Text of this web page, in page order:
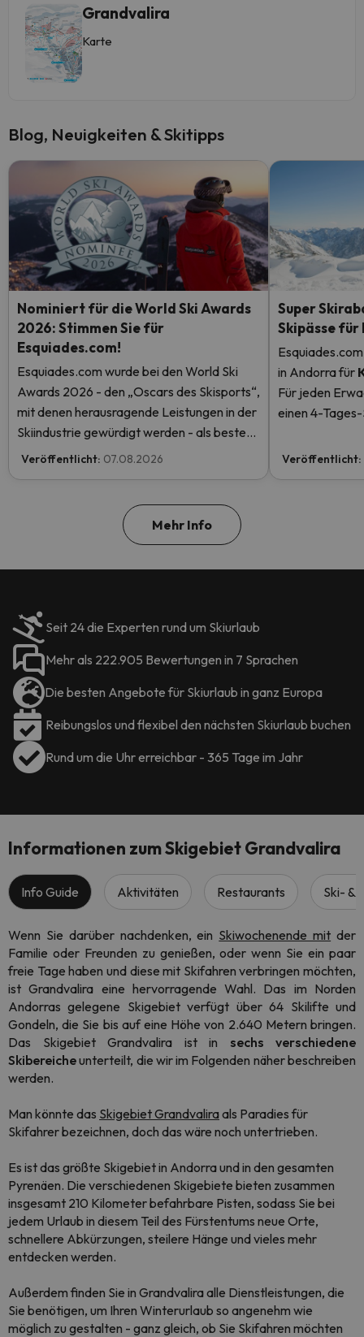
Grandvalira
Karte
Blog, Neuigkeiten & Skitipps
Nominiert für die World Ski Awards
2026: Stimmen Sie für
Esquiades.com!
Esquiades.com wurde bei den World Ski
Awards 2026 - den „Oscars des Skisports“,
mit denen herausragende Leistungen in der
Skiindustrie gewürdigt werden - als bester
Skiurlaubveranstalter der Welt nominiert.
Veröffentlicht: 07.08.2026
Super
Skipässe
in Andorrafür
Für jeden
einen 4-
mehr.
Veröffentlicht:
Mehr Info
Seit 24 die Experten rund um Skiurlaub
Mehr als 222.905 Bewertungen in 7 Sprachen
Die besten Angebote für Skiurlaub in ganz Europa
Reibungslos und flexibel den nächsten Skiurlaub buchen
Rund um die Uhr erreichbar - 365 Tage im Jahr
Informationen zum Skigebiet Grandvalira
Info Guide Aktivitäten Restaurants Ski- &
Wenn Sie darüber nachdenken, ein Skiwochenende mit der
Familie oder Freunden zu genießen, oder wenn Sie ein paar
freie Tage haben und diese mit Skifahren verbringen möchten,
ist Grandvalira eine hervorragende Wahl. Das im Norden
Andorras gelegene Skigebiet verfügt über 64 Skilifte und
Gondeln, die Sie bis auf eine Höhe von 2.640 Metern bringen.
Das Skigebiet Grandvalira ist in sechs verschiedene
Skibereicheunterteilt, die wir im Folgenden näher beschreiben
werden.
Man könnte das Skigebiet Grandvaliraals Paradies für
Skifahrer bezeichnen, doch das wäre noch untertrieben.
Es ist das größte Skigebiet in Andorra und in den gesamten
Pyrenäen. Die verschiedenen Skigebiete bieten zusammen
insgesamt 210 Kilometer befahrbare Pisten, sodass Sie bei
jedem Urlaub in diesem Teil des Fürstentums neue Orte,
schnellere Abkürzungen, steilere Hänge und vieles mehr
entdecken werden.
Außerdem finden Sie in Grandvalira alle Dienstleistungen, die
Sie benötigen, um Ihren Winterurlaub so angenehm wie
möglich zu gestalten - ganz gleich, ob Sie Skifahren möchten